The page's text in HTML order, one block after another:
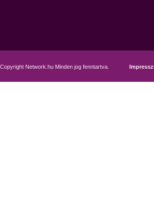
Network.hu Minden jog fenntartva.